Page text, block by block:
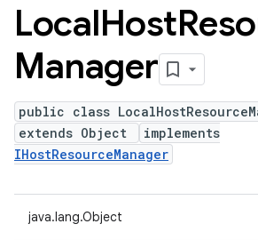
LocalHost
Manager
public class
extends Object
implements
IHostResourceManager
java.lang.Object